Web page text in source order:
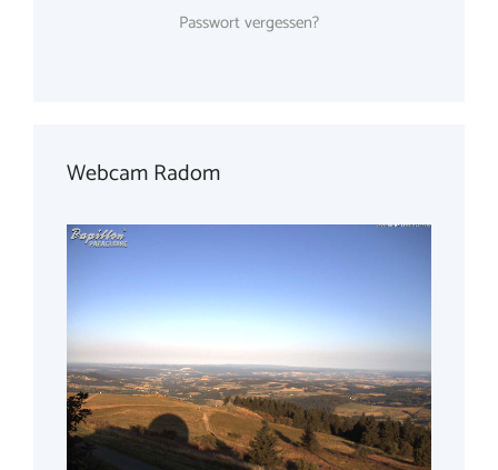
Passwort vergessen?
Webcam Radom